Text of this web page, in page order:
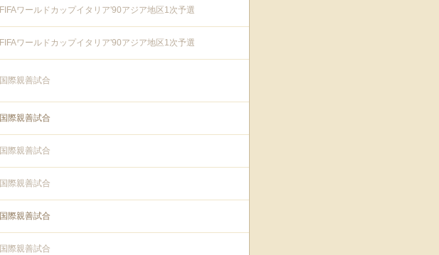
FIFAワールドカップイタリア'90アジア地区1次予選
FIFAワールドカップイタリア'90アジア地区1次予選
国際親善試合
国際親善試合
国際親善試合
国際親善試合
国際親善試合
国際親善試合